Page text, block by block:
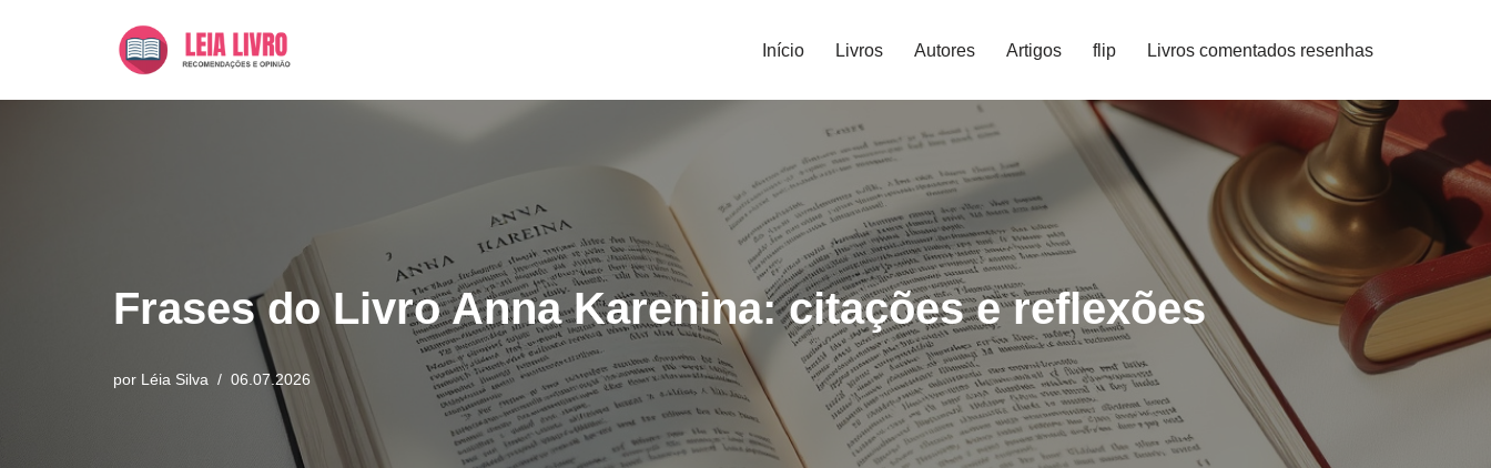
Início Livros Autores Artigos flip Livros comentados resenhas
Frases do Livro Anna Karenina: citações e reflexões
por Léia Silva 06.07.2026